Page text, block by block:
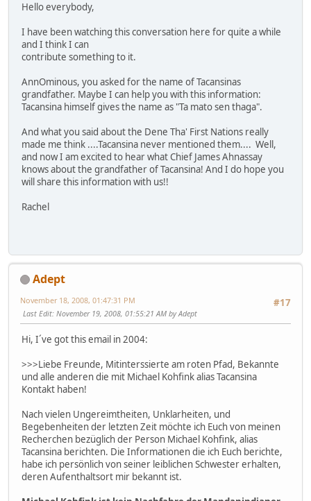
Hello everybody,
I have been watching this conversation here for quite a while
and I think I can
contribute something to it.
AnnOminous, you asked for the name of Tacansinas
grandfather. Maybe I can help you with this information:
Tacansina himself gives the name as "Ta mato sen thaga".
And what you said about the Dene Tha' First Nations really
made me think ....Tacansina never mentioned them.... Well,
and now I am excited to hear what Chief James Ahnassay
knows about the grandfather of Tacansina! And I do hope you
will share this information with us!!
Rachel
Adept
#17
November 18, 2008, 01:47:31 PM
Last Edit: November 19, 2008, 01:55:21 AM by Adept
Hi, I´ve got this email in 2004:
>>>Liebe Freunde, Mitinterssierte am roten Pfad, Bekannte
und alle anderen die mit Michael Kohfink alias Tacansina
Kontakt haben!
Nach vielen Ungereimtheiten, Unklarheiten, und
Begebenheiten der letzten Zeit möchte ich Euch von meinen
Recherchen bezüglich der Person Michael Kohfink, alias
Tacansina berichten. Die Informationen die ich Euch berichte,
habe ich persönlich von seiner leiblichen Schwester erhalten,
deren Aufenthaltsort mir bekannt ist.